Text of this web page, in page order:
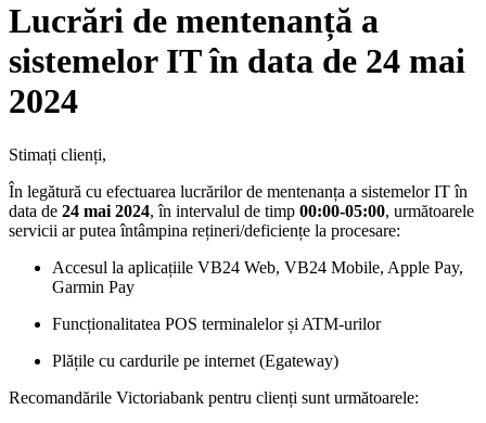
Lucrări de mentenanță a
sistemelor IT în data de 24 mai
2024
Stimați clienți,
În legătură cu efectuarea lucrărilor de mentenanța a sistemelor IT în
data de 24 mai 2024, în intervalul de timp 00:00-05:00, următoarele
servicii ar putea întâmpina rețineri/deficiențe la procesare:
Accesul la aplicațiile VB24 Web, VB24 Mobile, Apple Pay,
Garmin Pay
Funcționalitatea POS terminalelor și ATM-urilor
Plățile cu cardurile pe internet (Egateway)
Recomandările Victoriabank pentru clienți sunt următoarele: